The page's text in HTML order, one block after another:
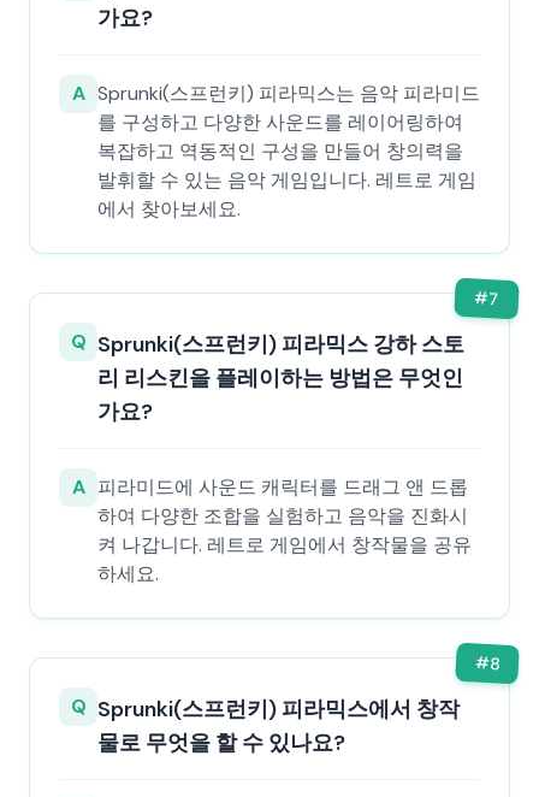
가요?
A Sprunki(스프런키) 피라믹스는 음악 피라미드
를 구성하고 다양한 사운드를 레이어링하여
복잡하고 역동적인 구성을 만들어 창의력을
발휘할 수 있는 음악 게임입니다. 레트로 게임
에서 찾아보세요.
#7
Q Sprunki(스프런키) 피라믹스 강하 스토
리 리스킨을 플레이하는 방법은 무엇인
가요?
A 피라미드에 사운드 캐릭터를 드래그 앤 드롭
하여 다양한 조합을 실험하고 음악을 진화시
켜 나갑니다. 레트로 게임에서 창작물을 공유
하세요.
#8
Q Sprunki(스프런키) 피라믹스에서 창작
물로 무엇을 할 수 있나요?